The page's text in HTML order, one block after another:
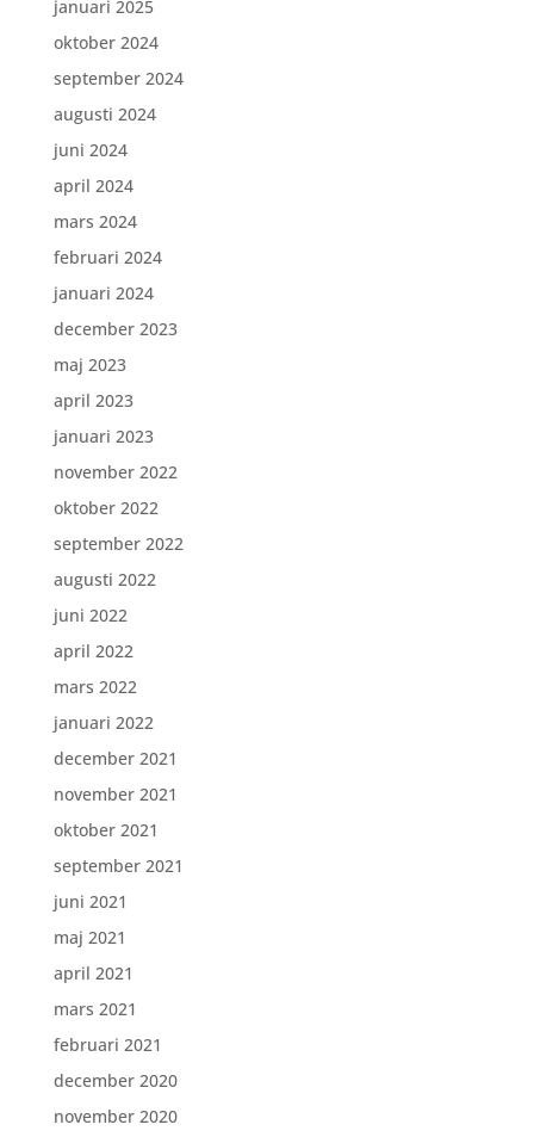
januari 2025
oktober 2024
september 2024
augusti 2024
juni 2024
april 2024
mars 2024
februari 2024
januari 2024
december 2023
maj 2023
april 2023
januari 2023
november 2022
oktober 2022
september 2022
augusti 2022
juni 2022
april 2022
mars 2022
januari 2022
december 2021
november 2021
oktober 2021
september 2021
juni 2021
maj 2021
april 2021
mars 2021
februari 2021
december 2020
november 2020